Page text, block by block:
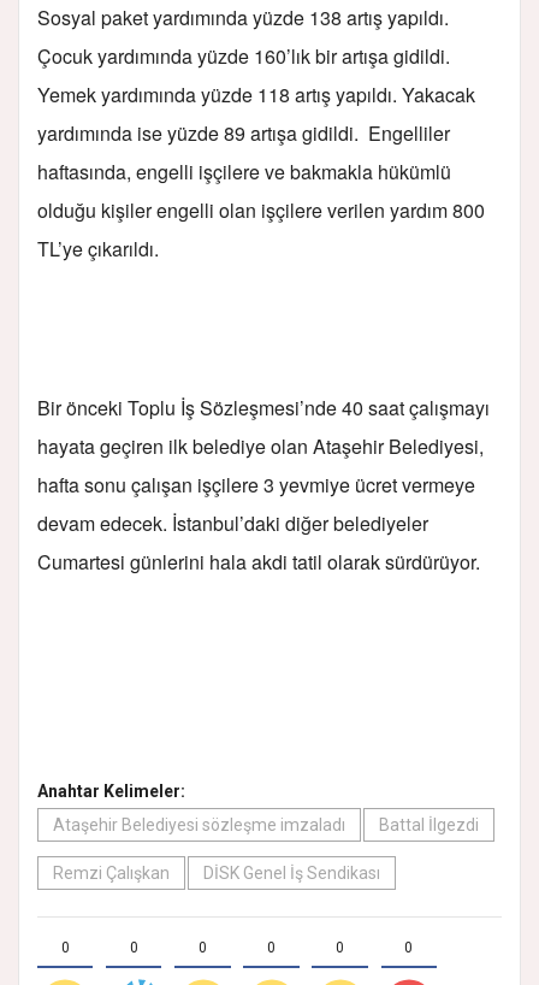
Sosyal paket yardımında yüzde 138 artış yapıldı.
Çocuk yardımında yüzde 160’lık bir artışa gidildi.
Yemek yardımında yüzde 118 artış yapıldı. Yakacak
yardımında ise yüzde 89 artışa gidildi. Engelliler
haftasında, engelli işçilere ve bakmakla hükümlü
olduğu kişiler engelli olan işçilere verilen yardım 800
TL’ye çıkarıldı.
Bir önceki Toplu İş Sözleşmesi’nde 40 saat çalışmayı
hayata geçiren ilk belediye olan Ataşehir Belediyesi,
hafta sonu çalışan işçilere 3 yevmiye ücret vermeye
devam edecek. İstanbul’daki diğer belediyeler
Cumartesi günlerini hala akdi tatil olarak sürdürüyor.
Anahtar Kelimeler:
Ataşehir Belediyesi sözleşme imzaladı
Battal İlgezdi
Remzi Çalışkan DİSK Genel İş Sendikası
0 0 0 0 0 0